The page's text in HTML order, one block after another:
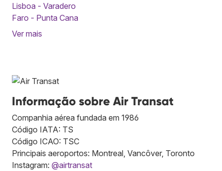
Lisboa - Varadero
Faro - Punta Cana
Ver mais
Informação sobre Air Transat
Companhia aérea fundada em 1986
Código IATA: TS
Código ICAO: TSC
Principais aeroportos: Montreal, Vancôver, Toronto
Instagram: @airtransat